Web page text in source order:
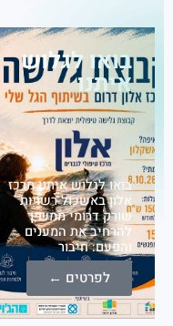
לגלוש
לגלוש איתנו מרכז
באשכול רשויות
דרומי ממשיך
את המענים
חיבור
לפרטים ←